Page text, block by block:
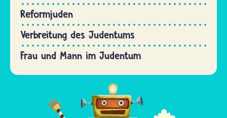
Reformjuden
Verbreitung des Judentums
Frau und Mann im Judentum